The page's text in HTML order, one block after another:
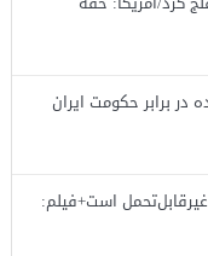
در برابر حکومت ایران
است+فیلم: